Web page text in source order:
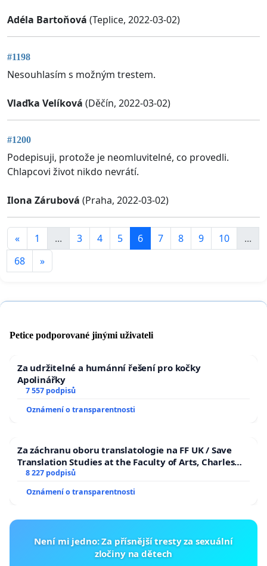
Adéla Bartoňová (Teplice, 2022-03-02)
#1198
Nesouhlasím s možným trestem.
Vlaďka Velíková (Děčín, 2022-03-02)
#1200
Podepisuji, protože je neomluvitelné, co provedli.
Chlapcovi život nikdo nevrátí.
Ilona Zárubová (Praha, 2022-03-02)
« 1 ... 3 4 5 6 7 8 9 10
...
68
»
Petice podporované jinými uživateli
Za udržitelné a humánní řešení pro kočky
Apolinářky
7 557 podpisů
Oznámení o transparentnosti
Za záchranu oboru translatologie na FF UK / Save
Translation Studies at the Faculty of Arts, Charles
University
8 227 podpisů
Oznámení o transparentnosti
Není mi jedno: Za přísnější tresty za sexuální
zločiny na dětech